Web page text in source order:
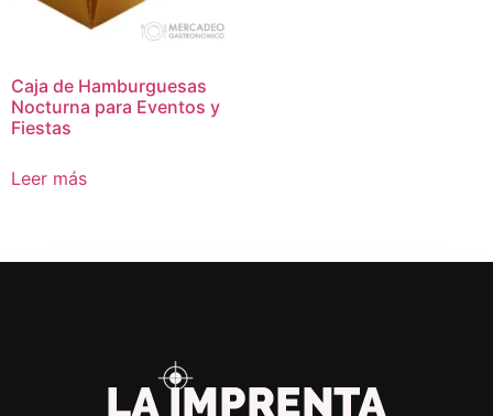
Caja de Hamburguesas
Nocturna para Eventos y
Fiestas
Leer más